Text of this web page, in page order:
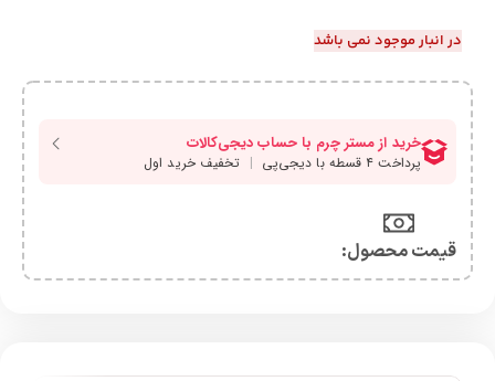
در انبار موجود نمی باشد
قیمت محصول:​